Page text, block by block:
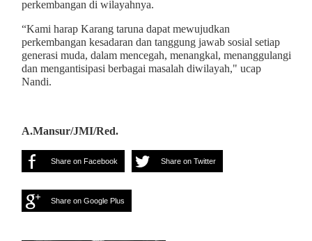
perkembangan di wilayahnya.
“Kami harap Karang taruna dapat mewujudkan
perkembangan kesadaran dan tanggung jawab sosial setiap
generasi muda, dalam mencegah, menangkal, menanggulangi
dan mengantisipasi berbagai masalah diwilayah," ucap
Nandi.
A.Mansur/JMI/Red.
Share on Facebook Share on Twitter
Share on Google Plus